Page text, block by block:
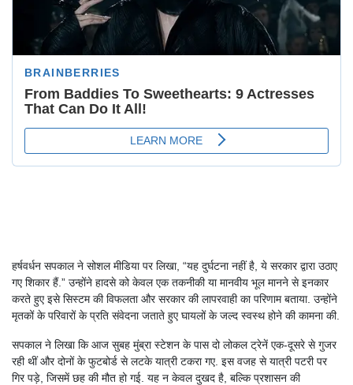
हर्षवर्धन सपकाल ने सोशल मीडिया पर लिखा, “यह दुर्घटना नहीं है, ये सरकार द्वारा उठाए
गए शिकार हैं.” उन्होंने हादसे को केवल एक तकनीकी या मानवीय भूल मानने से इनकार
करते हुए इसे सिस्टम की विफलता और सरकार की लापरवाही का परिणाम बताया. उन्होंने
मृतकों के परिवारों के प्रति संवेदना जताते हुए घायलों के जल्द स्वस्थ होने की कामना की.
सपकाल ने लिखा कि आज सुबह मुंब्रा स्टेशन के पास दो लोकल ट्रेनें एक-दूसरे से गुजर
रही थीं और दोनों के फुटबोर्ड से लटके यात्री टकरा गए. इस वजह से यात्री पटरी पर
गिर पड़े, जिसमें छह की मौत हो गई. यह न केवल दुखद है, बल्कि प्रशासन की